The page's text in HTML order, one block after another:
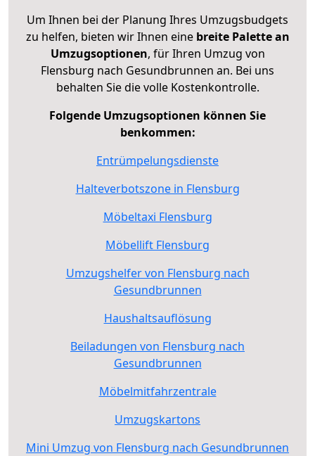
Um Ihnen bei der Planung Ihres Umzugsbudgets
zu helfen, bieten wir Ihnen eine breite Palette an
Umzugsoptionen, für Ihren Umzug von
Flensburg nach Gesundbrunnen an. Bei uns
behalten Sie die volle Kostenkontrolle.
Folgende Umzugsoptionen können Sie
benkommen:
Entrümpelungsdienste
Halteverbotszone in Flensburg
Möbeltaxi Flensburg
Möbellift Flensburg
Umzugshelfer von Flensburg nach
Gesundbrunnen
Haushaltsauflösung
Beiladungen von Flensburg nach
Gesundbrunnen
Möbelmitfahrzentrale
Umzugskartons
Mini Umzug von Flensburg nach Gesundbrunnen